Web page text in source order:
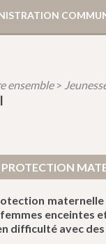
ensemble>
PROTECTION
enceintes
difficulté avec